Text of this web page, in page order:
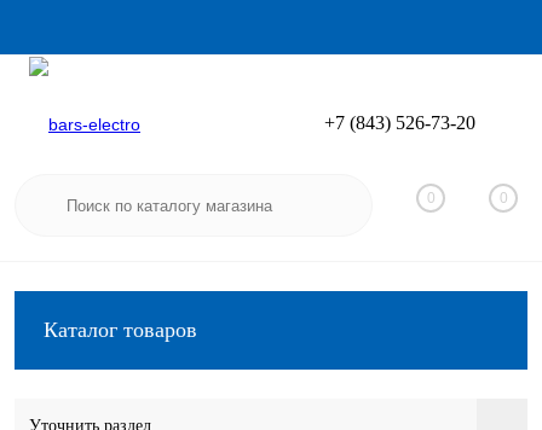
Вход
+7 (843) 526-73-20
0 0
Каталог товаров
Уточнить раздел